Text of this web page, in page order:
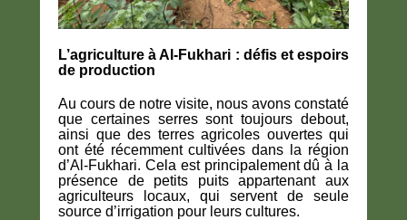
L’agriculture à Al-Fukhari : défis et espoirs
de production
Au cours de notre visite, nous avons constaté
que certaines serres sont toujours debout,
ainsi que des terres agricoles ouvertes qui
ont été récemment cultivées dans la région
d’Al-Fukhari. Cela est principalement dû à la
présence de petits puits appartenant aux
agriculteurs locaux, qui servent de seule
source d’irrigation pour leurs cultures.